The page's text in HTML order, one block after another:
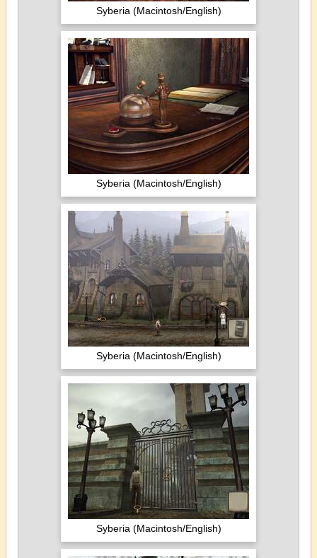
Syberia (Macintosh/English)
Syberia (Macintosh/English)
Syberia (Macintosh/English)
Syberia (Macintosh/English)